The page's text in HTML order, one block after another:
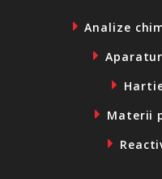
Analize
Materii